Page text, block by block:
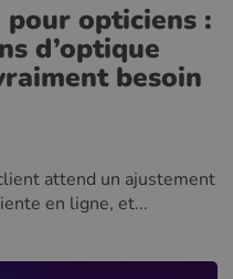
opticiens :
d’optique
besoin
attend un ajustement
en ligne, et...